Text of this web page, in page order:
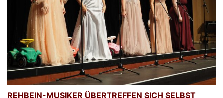
REHBEIN-MUSIKER ÜBERTREFFEN SICH SELBST